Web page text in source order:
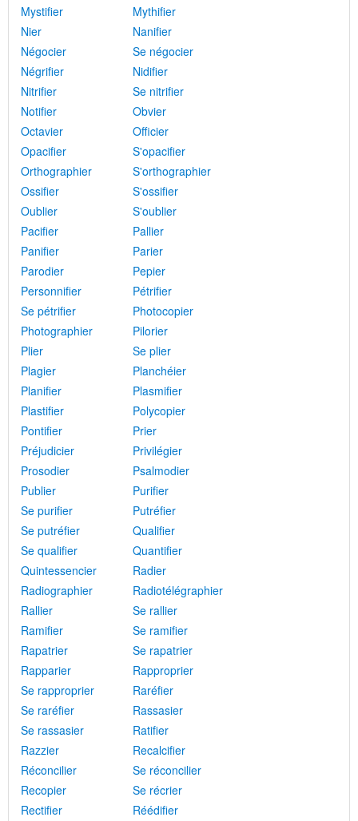
Mystifier
Mythifier
Nier
Nanifier
Négocier
Se négocier
Négrifier
Nidifier
Nitrifier
Se nitrifier
Notifier
Obvier
Octavier
Officier
Opacifier
S'opacifier
Orthographier
S'orthographier
Ossifier
S'ossifier
Oublier
S'oublier
Pacifier
Pallier
Panifier
Parier
Parodier
Pepier
Personnifier
Pétrifier
Se pétrifier
Photocopier
Photographier
Pilorier
Plier
Se plier
Plagier
Planchéier
Planifier
Plasmifier
Plastifier
Polycopier
Pontifier
Prier
Préjudicier
Privilégier
Prosodier
Psalmodier
Publier
Purifier
Se purifier
Putréfier
Se putréfier
Qualifier
Se qualifier
Quantifier
Quintessencier
Radier
Radiographier
Radiotélégraphier
Rallier
Se rallier
Ramifier
Se ramifier
Rapatrier
Se rapatrier
Rapparier
Rapproprier
Se rapproprier
Raréfier
Se raréfier
Rassasier
Se rassasier
Ratifier
Razzier
Recalcifier
Réconcilier
Se réconcilier
Recopier
Se récrier
Rectifier
Réédifier